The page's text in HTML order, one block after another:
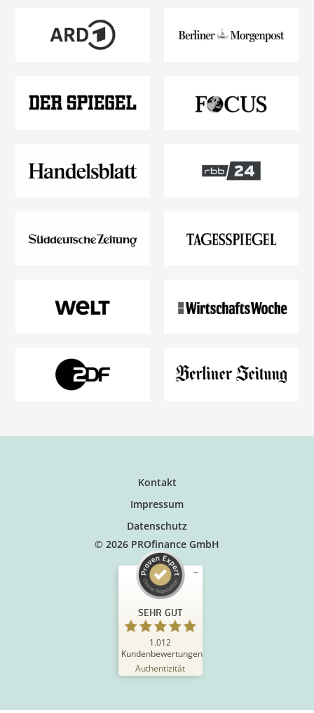
Kontakt
Impressum
Datenschutz
© 2026 PROfinance GmbH
SEHR GUT
1.012
Kundenbewertungen
Authentizität